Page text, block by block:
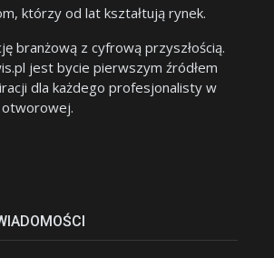
którzy od lat kształtują rynek.
branżową z cyfrową przyszłością.
jest bycie pierwszym źródłem
dla każdego profesjonalisty w